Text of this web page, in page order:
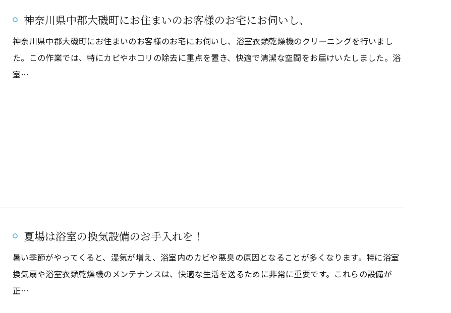
神奈川県中郡大磯町にお住まいのお客様のお宅にお伺いし、
神奈川県中郡大磯町にお住まいのお客様のお宅にお伺いし、浴室衣類乾燥機のクリーニングを行いまし
た。この作業では、特にカビやホコリの除去に重点を置き、快適で清潔な空間をお届けいたしました。浴
室…
夏場は浴室の換気設備のお手入れを！
暑い季節がやってくると、湿気が増え、浴室内のカビや悪臭の原因となることが多くなります。特に浴室
換気扇や浴室衣類乾燥機のメンテナンスは、快適な生活を送るために非常に重要です。これらの設備が
正…